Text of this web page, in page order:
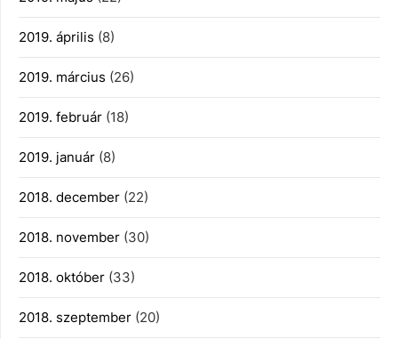
2019. április (8)
2019. március (26)
2019. február (18)
2019. január (8)
2018. december (22)
2018. november (30)
2018. október (33)
2018. szeptember (20)